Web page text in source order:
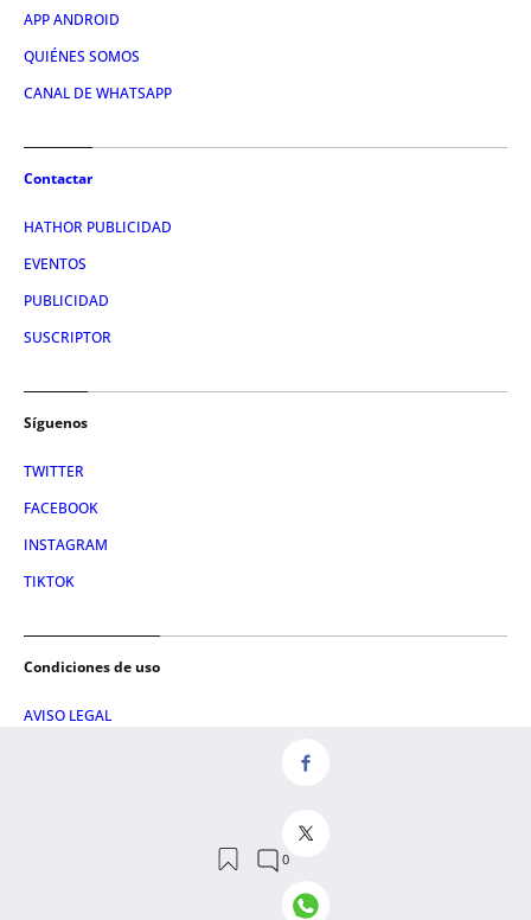
APP ANDROID
QUIÉNES SOMOS
CANAL DE WHATSAPP
Contactar
HATHOR PUBLICIDAD
EVENTOS
PUBLICIDAD
SUSCRIPTOR
Síguenos
TWITTER
FACEBOOK
INSTAGRAM
TIKTOK
Condiciones de uso
AVISO LEGAL